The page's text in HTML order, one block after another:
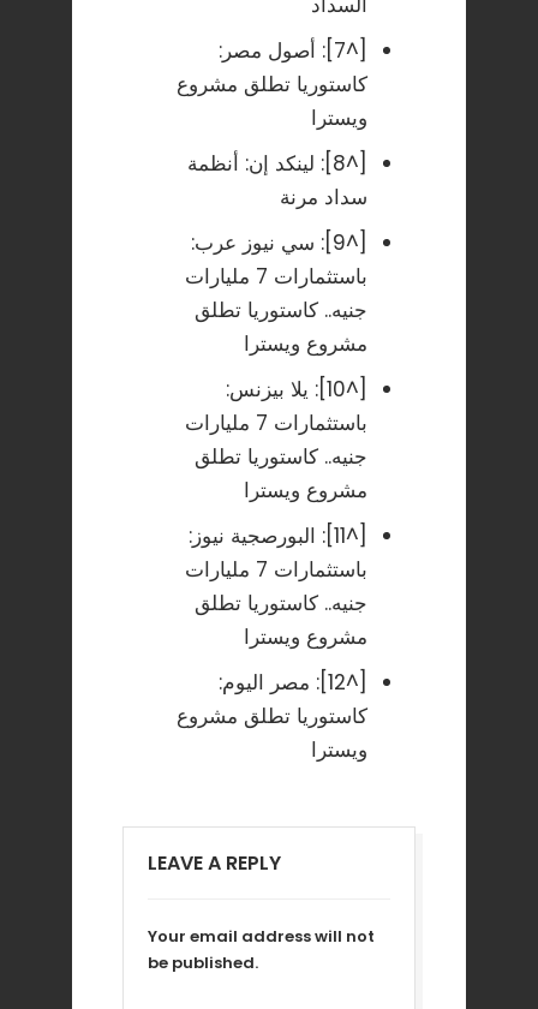
[^7]:
أصول مصر:
كاستوريا تطلق مشروع
ويسترا
[^8]:
لينكد إن: أنظمة
سداد مرنة
[^9]:
سي نيوز عرب:
باستثمارات 7 مليارات
جنيه.. كاستوريا تطلق
مشروع ويسترا
[^10]:
يلا بيزنس:
باستثمارات 7 مليارات
جنيه.. كاستوريا تطلق
مشروع ويسترا
[^11]:
البورصجية نيوز:
باستثمارات 7 مليارات
جنيه.. كاستوريا تطلق
مشروع ويسترا
[^12]:
مصر اليوم:
كاستوريا تطلق مشروع
ويسترا
LEAVE A REPLY
Your email address will not
be published.